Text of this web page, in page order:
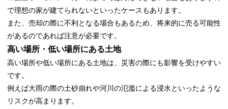
で理想の家が建てられないといったケースもあります。
また、売却の際に不利となる場合もあるため、将来的に売る可能性
があるのであれば注意が必要です。
高い場所・低い場所にある土地
高い場所や低い場所にある土地は、災害の際にも影響を受けやすい
です。
例えば大雨の際の土砂崩れや河川の氾濫による浸水といったような
リスクが高まります。